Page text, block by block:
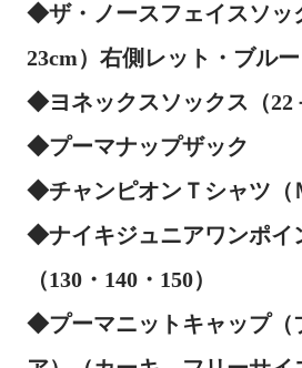
◆ザ・ノースフェイスソ
23cm）右側レット・ブルー
◆ヨネックスソックス（22
◆プーマナップザック
◆チャンピオンＴシャツ（
◆ナイキジュニアワンポイ
（130・140・150）
◆プーマニットキャップ